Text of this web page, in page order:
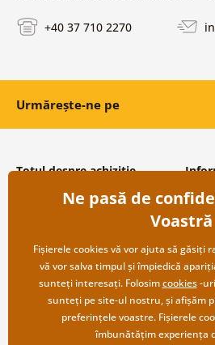
+40 37 710 2270
Urmărește-ne pe
Totul despre achiziție
Condiții și termeni generali
Protecția datelor personale
Transport și modalități de plată
Returnare
Ne pasă de
Voastră
Fișierele cookies vă vor ajuta să găsiți
vă vor salva timpul și împiedică
sunteți interesați. Folosimcookies-uri
sunteți pe site-ul nostru, și afișăm
preferințele voastre. Fișierele
îmbunătățim experiența